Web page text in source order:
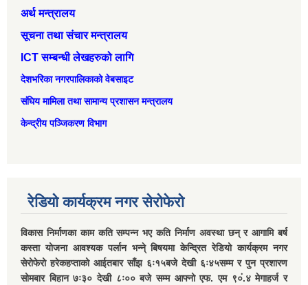
अर्थ मन्त्रालय
सूचना तथा संचार मन्त्रालय
ICT सम्बन्धी लेखहरुको लागि
देशभरिका नगरपालिकाको वेबसाइट
संघिय मामिला तथा सामान्‍य प्रशासन मन्त्रालय
केन्द्रीय पञ्जिकरण विभाग
रेडियो कार्यक्रम नगर सेरोफेरो
विकास निर्माणका काम कति सम्पन्न भए कति निर्माण अवस्था छन् र आगामि बर्ष
कस्ता योजना आवश्यक पर्लान भन्ने् बिषयमा केन्द्रित रेडियो कार्यक्रम नगर
सेरोफेरो हरेकहप्ताको आईतबार साँझ ६ः१५बजे देखी ६ः४५सम्म र पुन प्रशारण
सोमबार बिहान ७ः३० देखी ८ः०० बजे सम्म आफ्नो एफ. एम ९०ं.४ मेगाहर्ज र